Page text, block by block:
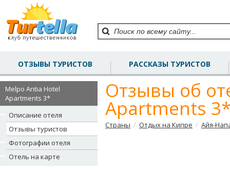
ОТЗЫВЫ ТУРИСТОВ РАССКАЗЫ ТУРИСТОВ
Melpo Antia Hotel
Apartments 3*
Описание отеля
Отзывы туристов
Фотографии отеля
Отель на карте
Отзывы об
Apartments
Страны / Отдых на Кипре / Айя-